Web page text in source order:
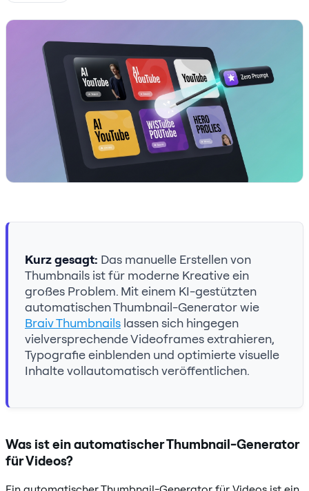
Kurz gesagt: Das manuelle Erstellen von
Thumbnails ist für moderne Kreative ein
großes Problem. Mit einem KI-gestützten
automatischen Thumbnail-Generator wie
Braiv Thumbnails lassen sich hingegen
vielversprechende Videoframes extrahieren,
Typografie einblenden und optimierte visuelle
Inhalte vollautomatisch veröffentlichen.
Was ist ein automatischer Thumbnail-Generator
für Videos?